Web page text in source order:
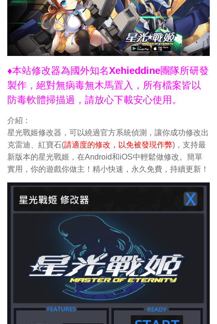
♦本站修改器為國外知名Xehieddine團隊所研發
製作，絕對無病毒無木馬置入，所有檔案皆以
防毒軟體掃描過，請放心下載安心使用。
介紹：
星光戰姬修改器，可以繞過官方系統偵測，讓你成功修改出
克雷迪、紅寶石(請適度的修改，以免被發現作弊)，支持最
新版本的星光戰姬，在Android和iOS中輕鬆做修改。簡單
實用，你的遊戲你做主！精小快速，永久免費，持續更新！